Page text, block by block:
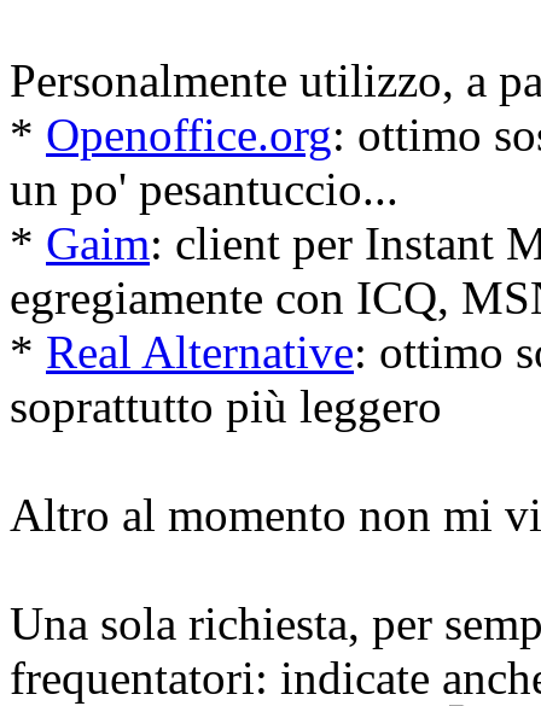
Personalmente utilizzo, a
* Openoffice.org: ottimo
un po' pesantuccio...
* Gaim: client per Instant
egregiamente con ICQ,
* Real Alternative: ottimo
soprattutto più leggero
Altro al momento non mi
Una sola richiesta, per
frequentatori: indicate